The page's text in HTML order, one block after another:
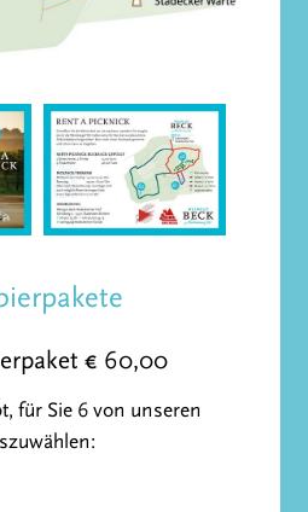
€ 60,00
für Sie 6 von unseren